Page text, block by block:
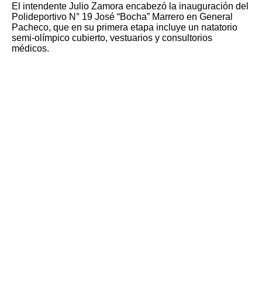
El intendente Julio Zamora encabezó la inauguración del
Polideportivo N° 19 José “Bocha” Marrero en General
Pacheco, que en su primera etapa incluye un natatorio
semi-olímpico cubierto, vestuarios y consultorios
médicos.